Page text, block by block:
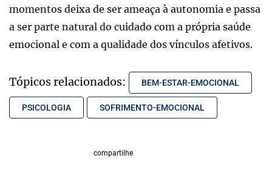
momentos deixa de ser ameaça à autonomia e passa
a ser parte natural do cuidado com a própria saúde
emocional e com a qualidade dos vínculos afetivos.
Tópicos relacionados: BEM-ESTAR-EMOCIONAL
PSICOLOGIA SOFRIMENTO-EMOCIONAL
compartilhe